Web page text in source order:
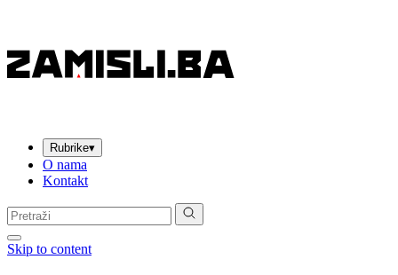
Rubrike▾
O nama
Kontakt
Pretraga:
Skip to content